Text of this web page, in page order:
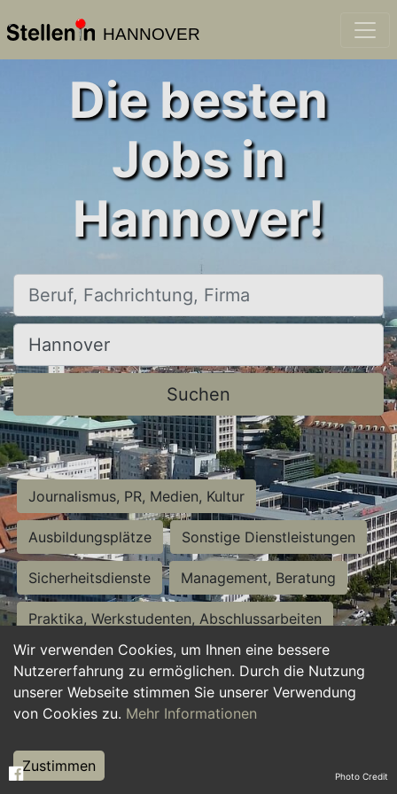
HANNOVER
Wir verwenden Cookies, um Ihnen eine bessere
Nutzererfahrung zu ermöglichen. Durch die Nutzung
unserer Webseite stimmen Sie unserer Verwendung
von Cookies zu. Mehr Informationen
Zustimmen
Die besten
Jobs in
Hannover!
Beruf, Fachrichtung, Firma
Ort, Stadt
Suchen
Journalismus, PR, Medien, Kultur
Ausbildungsplätze Sonstige Dienstleistungen
Sicherheitsdienste Management, Beratung
Praktika, Werkstudenten, Abschlussarbeiten
Personalwesen Assistenz, Sekretariat
Hilfskräfte, Aushilfs- und Nebenjobs
Weiterbildung, Studium, duale Ausbildung Photo Credit